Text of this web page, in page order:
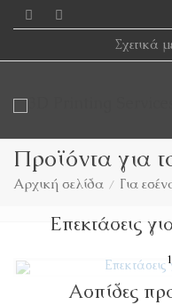
Σχετικά
Προϊόντα για
Αρχική σελίδα Για
Επεκτάσεις
Ασπίδες